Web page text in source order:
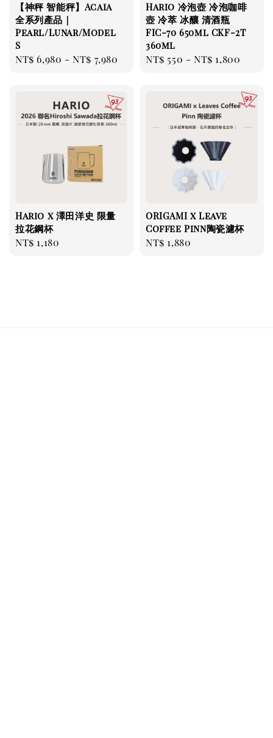
【神秤 智能秤】Acaia
全系列產品｜
Pearl/Lunar/Model
S
Regular
NT$ 6,980 -NT$ 7,980
Hario 冷泡壺 冷泡咖啡
壺 冷萃 冰釀 清酒瓶
FIC-70 650ml CKF-2T
360ml
Regular
NT$ 550 -NT$ 1,800
Hario x 澤田洋史 限量
拉花鋼杯
Regular
NT$ 1,180
ORIGAMI x Leave
Coffee Pinn陶瓷濾杯
Regular
NT$ 1,880